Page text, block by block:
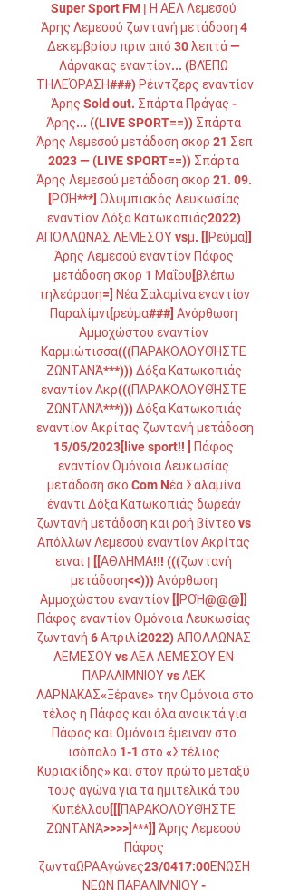
Super Sport FM | Η ΑΕΛ Λεμεσού
Άρης Λεμεσού ζωντανή μετάδοση 4
Δεκεμβρίου πριν από 30 λεπτά —
Λάρνακας εναντίον... (ΒΛΈΠΩ
ΤΗΛΕΌΡΑΣΗ###) Ρέιντζερς εναντίον
Άρης Sold out. Σπάρτα Πράγας -
Άρης... ((LIVE SPORT==)) Σπάρτα
Άρης Λεμεσού μετάδοση σκορ 21 Σεπ
2023 — (LIVE SPORT==)) Σπάρτα
Άρης Λεμεσού μετάδοση σκορ 21. 09.
[ΡΟΉ***] Ολυμπιακός Λευκωσίας
εναντίον Δόξα Κατωκοπιάς2022)
ΑΠΟΛΛΩΝΑΣ ΛΕΜΕΣΟΥ vsμ. [[Ρεύμα]]
Άρης Λεμεσού εναντίον Πάφος
μετάδοση σκορ 1 Μαΐου[βλέπω
τηλεόραση=] Νέα Σαλαμίνα εναντίον
Παραλίμνι[ρεύμα###] Ανόρθωση
Αμμοχώστου εναντίον
Καρμιώτισσα(((ΠΑΡΑΚΟΛΟΥΘΉΣΤΕ
ΖΩΝΤΑΝΆ***))) Δόξα Κατωκοπιάς
εναντίον Ακρ(((ΠΑΡΑΚΟΛΟΥΘΉΣΤΕ
ΖΩΝΤΑΝΆ***))) Δόξα Κατωκοπιάς
εναντίον Ακρίτας ζωντανή μετάδοση
15/05/2023[live sport!! ] Πάφος
εναντίον Ομόνοια Λευκωσίας
μετάδοση σκο Com Nέα Σαλαμίνα
έναντι Δόξα Κατωκοπιάς δωρεάν
ζωντανή μετάδοση και ροή βίντεο vs
Απόλλων Λεμεσού εναντίον Ακρίτας
ειναι | [[ΑΘΛΗΜΑ!!! (((ζωντανή
μετάδοση<<))) Ανόρθωση
Αμμοχώστου εναντίον [[ΡΟΉ@@@]]
Πάφος εναντίον Ομόνοια Λευκωσίας
ζωντανή 6 Απριλί2022) ΑΠΟΛΛΩΝΑΣ
ΛΕΜΕΣΟΥ vs ΑΕΛ ΛΕΜΕΣΟΥ ΕΝ
ΠΑΡΑΛΙΜΝΙΟΥ vs ΑΕΚ
ΛΑΡΝΑΚΑΣ«Ξέρανε» την Ομόνοια στο
τέλος η Πάφος και όλα ανοικτά για
Πάφος και Ομόνοια έμειναν στο
ισόπαλο 1-1 στο «Στέλιος
Κυριακίδης» και στον πρώτο μεταξύ
τους αγώνα για τα ημιτελικά του
Κυπέλλου[[[ΠΑΡΑΚΟΛΟΥΘΉΣΤΕ
ΖΩΝΤΑΝΆ>>>>]***]] Άρης Λεμεσού
Πάφος
ζωνταΩΡΑΑγώνες23/0417:00ΕΝΩΣΗ
ΝΕΩΝ ΠΑΡΑΛΙΜΝΙΟΥ -